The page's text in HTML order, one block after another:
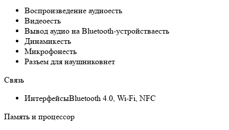
Воспроизведение аудиоесть
Видеоесть
Вывод аудио на Bluetooth-устройстваесть
Динамикесть
Микрофонесть
Разъем для наушниковнет
Связь
ИнтерфейсыBluetooth 4.0, Wi-Fi, NFC
Память и процессор